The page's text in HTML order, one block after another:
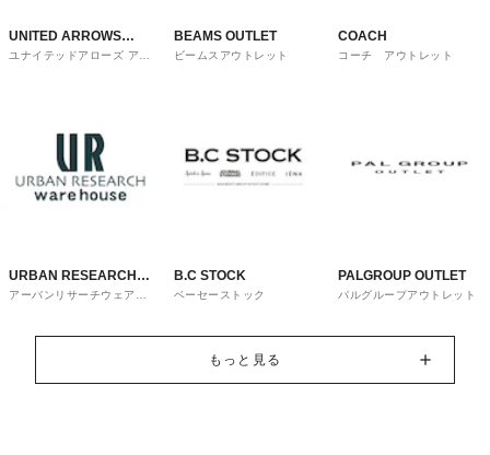
UNITED ARROWS
OUTLET
ユナイテッドアローズ アウ
BEAMS OUTLET
ビームスアウトレット
COACH
コーチ アウトレット
URBAN RESEARCH
ware house
アーバンリサーチウェアハ
B.C STOCK
ベーセーストック
PALGROUP OUTLET
パルグループアウトレット
もっと見る